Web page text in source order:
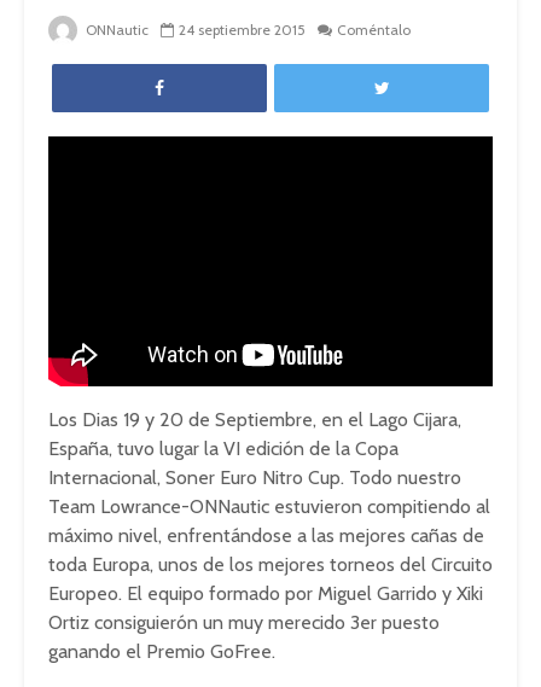
ONNautic 24 septiembre 2015 Coméntalo
Los Dias 19 y 20 de Septiembre, en el Lago Cijara,
España, tuvo lugar la VI edición de la Copa
Internacional, Soner Euro Nitro Cup. Todo nuestro
Team Lowrance-ONNautic estuvieron compitiendo al
máximo nivel, enfrentándose a las mejores cañas de
toda Europa, unos de los mejores torneos del Circuito
Europeo. El equipo formado por Miguel Garrido y Xiki
Ortiz consiguierón un muy merecido 3er puesto
ganando el Premio GoFree.